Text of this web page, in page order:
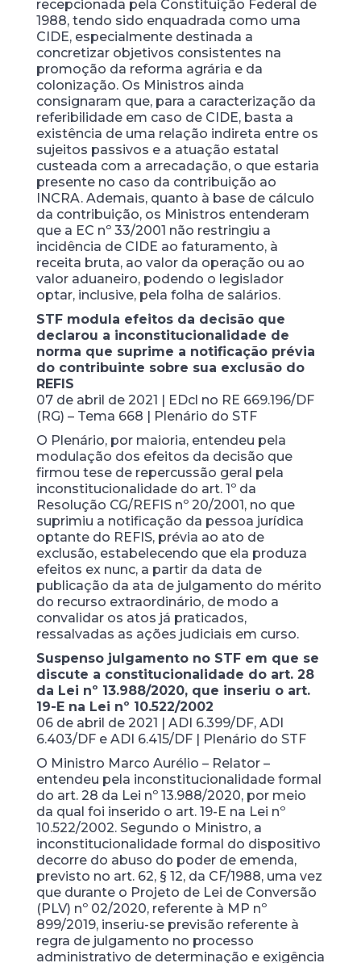
recepcionada pela Constituição Federal de
1988, tendo sido enquadrada como uma
CIDE, especialmente destinada a
concretizar objetivos consistentes na
promoção da reforma agrária e da
colonização. Os Ministros ainda
consignaram que, para a caracterização da
referibilidade em caso de CIDE, basta a
existência de uma relação indireta entre os
sujeitos passivos e a atuação estatal
custeada com a arrecadação, o que estaria
presente no caso da contribuição ao
INCRA. Ademais, quanto à base de cálculo
da contribuição, os Ministros entenderam
que a EC nº 33/2001 não restringiu a
incidência de CIDE ao faturamento, à
receita bruta, ao valor da operação ou ao
valor aduaneiro, podendo o legislador
optar, inclusive, pela folha de salários.
STF modula efeitos da decisão que
declarou a inconstitucionalidade de
norma que suprime a notificação prévia
do contribuinte sobre sua exclusão do
REFIS
07 de abril de 2021 | EDcl no RE 669.196/DF
(RG) – Tema 668 | Plenário do STF
O Plenário, por maioria, entendeu pela
modulação dos efeitos da decisão que
firmou tese de repercussão geral pela
inconstitucionalidade do art. 1º da
Resolução CG/REFIS nº 20/2001, no que
suprimiu a notificação da pessoa jurídica
optante do REFIS, prévia ao ato de
exclusão, estabelecendo que ela produza
efeitos ex nunc, a partir da data de
publicação da ata de julgamento do mérito
do recurso extraordinário, de modo a
convalidar os atos já praticados,
ressalvadas as ações judiciais em curso.
Suspenso julgamento no STF em que se
discute a constitucionalidade do art. 28
da Lei nº 13.988/2020, que inseriu o art.
19-E na Lei nº 10.522/2002
06 de abril de 2021 | ADI 6.399/DF, ADI
6.403/DF e ADI 6.415/DF | Plenário do STF
O Ministro Marco Aurélio – Relator –
entendeu pela inconstitucionalidade formal
do art. 28 da Lei nº 13.988/2020, por meio
da qual foi inserido o art. 19-E na Lei nº
10.522/2002. Segundo o Ministro, a
inconstitucionalidade formal do dispositivo
decorre do abuso do poder de emenda,
previsto no art. 62, § 12, da CF/1988, uma vez
que durante o Projeto de Lei de Conversão
(PLV) nº 02/2020, referente à MP nº
899/2019, inseriu-se previsão referente à
regra de julgamento no processo
administrativo de determinação e exigência